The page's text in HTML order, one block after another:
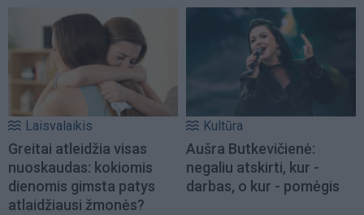
Laisvalaikis
Greitai atleidžia visas
nuoskaudas: kokiomis
dienomis gimsta patys
atlaidžiausi žmonės?
Kultūra
Aušra Butkevičienė:
negaliu atskirti, kur -
darbas, o kur - pomėgis